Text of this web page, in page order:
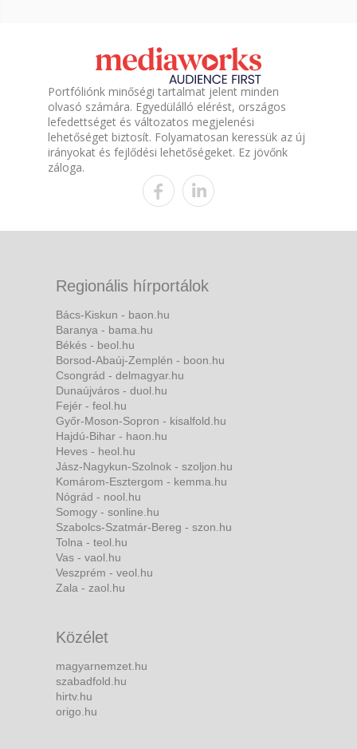
Portfóliónk minőségi tartalmat jelent minden
olvasó számára. Egyedülálló elérést, országos
lefedettséget és változatos megjelenési
lehetőséget biztosít. Folyamatosan keressük az új
irányokat és fejlődési lehetőségeket. Ez jövőnk
záloga.
Regionális hírportálok
Bács-Kiskun - baon.hu
Baranya - bama.hu
Békés - beol.hu
Borsod-Abaúj-Zemplén - boon.hu
Csongrád - delmagyar.hu
Dunaújváros - duol.hu
Fejér - feol.hu
Győr-Moson-Sopron - kisalfold.hu
Hajdú-Bihar - haon.hu
Heves - heol.hu
Jász-Nagykun-Szolnok - szoljon.hu
Komárom-Esztergom - kemma.hu
Nógrád - nool.hu
Somogy - sonline.hu
Szabolcs-Szatmár-Bereg - szon.hu
Tolna - teol.hu
Vas - vaol.hu
Veszprém - veol.hu
Zala - zaol.hu
Közélet
magyarnemzet.hu
szabadfold.hu
hirtv.hu
origo.hu